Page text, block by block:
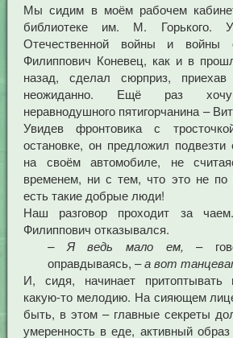
Мы сидим в моём рабочем
библиотеке им. М. Горького.
Отечественной войны и
Филиппович Коневец, как и в
назад, сделал сюрприз,
неожиданно. Ещё раз хочу
неравнодушного пятигорчанина –
Увидев фронтовика с
остановке, он предложил подвезти
на своём автомобиле, не
временем, ни с тем, что это не по
есть такие добрые люди!
Наш разговор проходит за
Филиппович отказывался.
– Я ведь мало ем, –
оправдываясь, –а вот
И, сидя, начинает притоптывать
какую-то мелодию. На сияющем
быть, в этом – главные секреты
умеренность в еде, активный